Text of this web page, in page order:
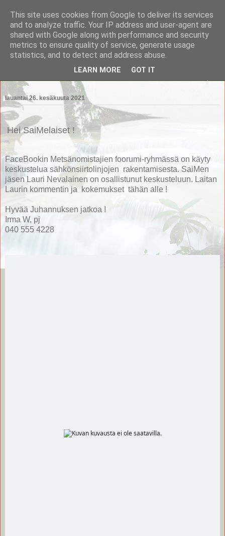
Saimaan Metsänomistajat
Saimaan Metsänomistajat
lauantai 26. kesäkuuta 2021
Hei SaiMelaiset !
FaceBookin Metsänomistajien foorumi-ryhmässä on käyty
keskustelua sähkönsiirtolinjojen rakentamisesta. SaiMen
jäsen Lauri Nevalainen on osallistunut keskusteluun. Laitan
Laurin kommentin ja kokemukset tähän alle !
Hyvää Juhannuksen jatkoa !
Irma W, pj
040 555 4228
This site uses cookies from Google to deliver its services
and to analyze traffic. Your IP address and user-agent are
shared with Google along with performance and security
metrics to ensure quality of service, generate usage
statistics, and to detect and address abuse.
LEARN MORE GOT IT